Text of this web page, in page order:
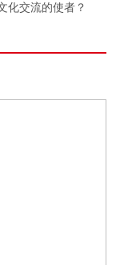
化交流的使者？